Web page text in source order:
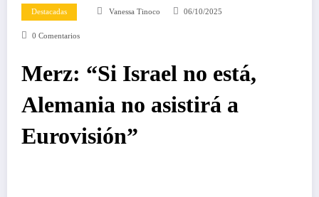
Destacadas Vanessa Tinoco 06/10/2025
0 Comentarios
Merz: “Si Israel no está,
Alemania no asistirá a
Eurovisión”